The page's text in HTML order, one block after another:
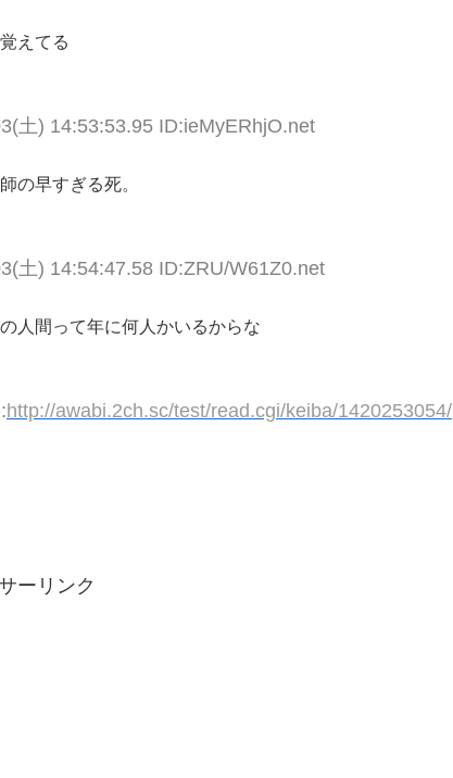
えてる
土) 14:53:53.95 ID:ieMyERhjO.net
の早すぎる死。
土) 14:54:47.58 ID:ZRU/W61Z0.net
人間って年に何人かいるからな
http://awabi.2ch.sc/test/read.cgi/keiba/1420253054/
ーリンク